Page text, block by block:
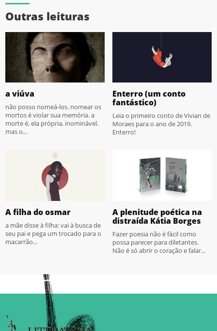
Outras leituras
a viúva
não posso nomeá-los. nomear os
mortos é violar sua memória. a
morte é, ela própria, inominável.
mas o...
Enterro (um conto
fantástico)
Leia o primeiro conto de Vivian de
Moraes para o ano de 2019.
Enterro!
A filha do osmar
a mãe disse à filha: vai à busca de
seu pai e pega um trocado para o
macarrão...
A plenitude poética na
distraída Kátia Borges
Fazer poesia não é fácil como
possa parecer para diletantes.
Não é só abrir o coração e falar...